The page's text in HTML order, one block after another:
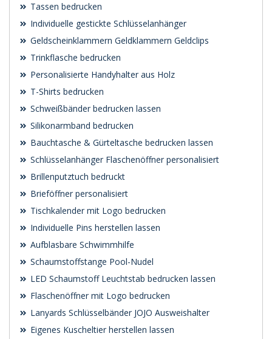
Tassen bedrucken
Individuelle gestickte Schlüsselanhänger
Geldscheinklammern Geldklammern Geldclips
Trinkflasche bedrucken
Personalisierte Handyhalter aus Holz
T-Shirts bedrucken
Schweißbänder bedrucken lassen
Silikonarmband bedrucken
Bauchtasche & Gürteltasche bedrucken lassen
Schlüsselanhänger Flaschenöffner personalisiert
Brillenputztuch bedruckt
Brieföffner personalisiert
Tischkalender mit Logo bedrucken
Individuelle Pins herstellen lassen
Aufblasbare Schwimmhilfe
Schaumstoffstange Pool-Nudel
LED Schaumstoff Leuchtstab bedrucken lassen
Flaschenöffner mit Logo bedrucken
Lanyards Schlüsselbänder JOJO Ausweishalter
Eigenes Kuscheltier herstellen lassen